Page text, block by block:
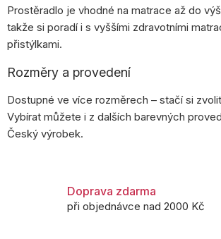
Prostěradlo je vhodné na matrace až do
takže si poradí i s vyššími zdravotními
přistýlkami.
Rozměry a provedení
Dostupné ve více rozměrech – stačí si
Vybírat můžete i z dalších barevných
Český výrobek.
Doprava zdarma
při objednávce nad 2000 Kč